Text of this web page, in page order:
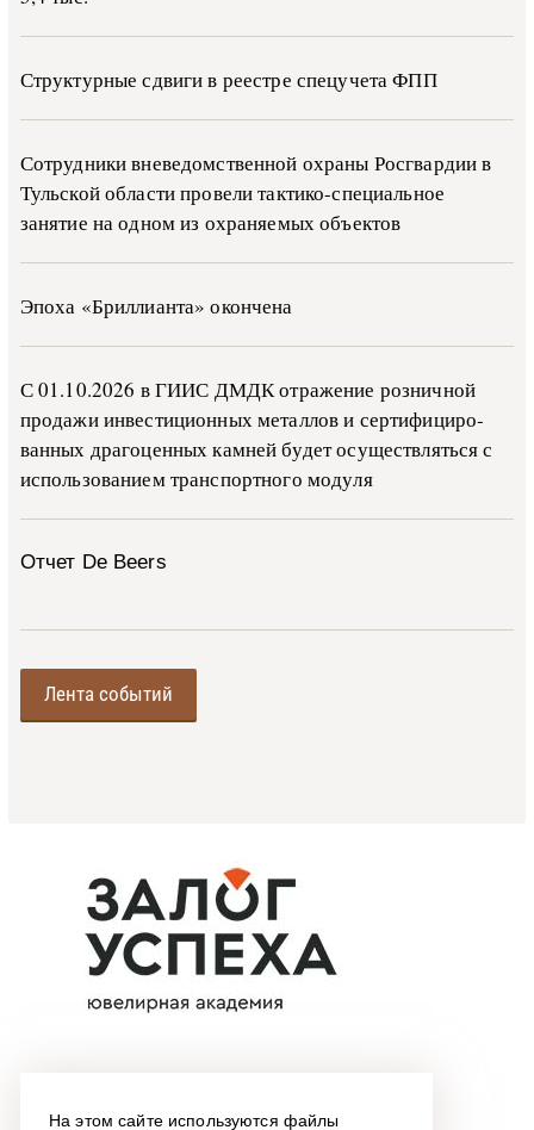
На этом сайте используются файлы
Структурные сдвиги в реестре спецучета ФПП
Сотрудники вневедомственной охраны Росгвардии в
Тульской области провели тактико-специальное
занятие на одном из охраняемых объектов
Эпоха «Бриллианта» окончена
С 01.10.2026 в ГИИС ДМДК от­ра­же­ние роз­ни­ч­ной
про­да­жи ин­ве­сти­ци­он­ных ме­тал­лов и сер­ти­фи­ци­ро­
ван­ных дра­го­цен­ных ка­м­ней бу­дет осу­ще­ств­лять­ся с
ис­поль­зо­ва­ни­ем тран­с­пор­т­но­го мо­ду­ля
Отчет De Beers
Лента событий